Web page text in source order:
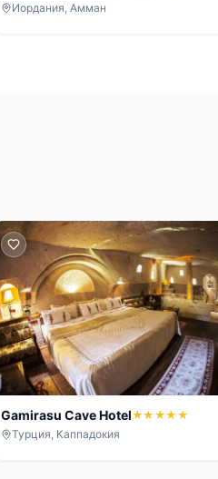
Иордания, Амман
Gamirasu Cave Hotel★★★★★
Турция, Каппадокия